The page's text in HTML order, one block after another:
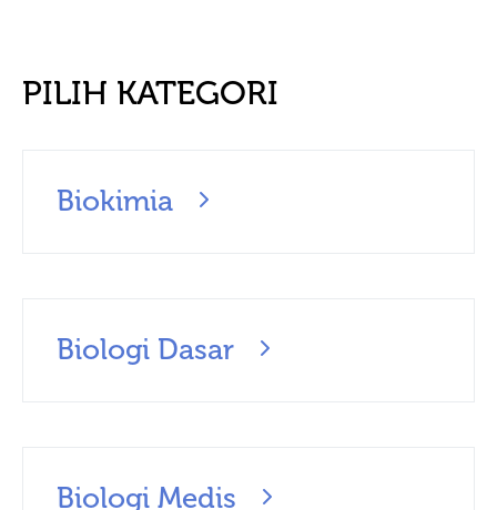
PILIH KATEGORI
Biokimia
Biologi Dasar
Biologi Medis